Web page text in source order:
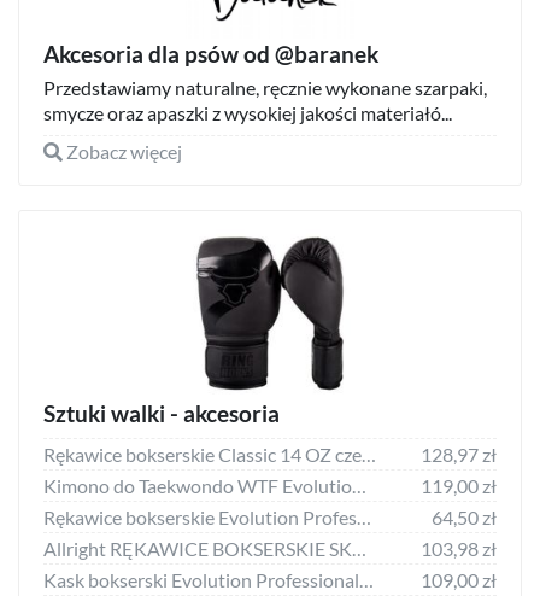
Akcesoria dla psów od @baranek
Przedstawiamy naturalne, ręcznie wykonane szarpaki,
smycze oraz apaszki z wysokiej jakości materiałó...
Zobacz więcej
Sztuki walki - akcesoria
Rękawice bokserskie Classic 14 OZ czerwone
128,97 zł
Kimono do Taekwondo WTF Evolution Professional Equipment dobok 8 OZ
119,00 zł
Rękawice bokserskie Evolution Professional Equipment rekreacyjne Basic Pink
64,50 zł
Allright RĘKAWICE BOKSERSKIE SKULL 10oz białe
103,98 zł
Kask bokserski Evolution Professional Equipment z maską Pink S
109,00 zł